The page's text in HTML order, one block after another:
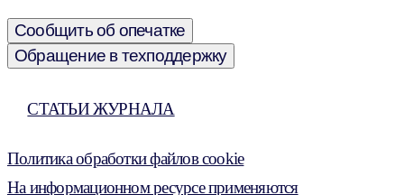
Сообщить об опечатке
Обращение в техподдержку
СТАТЬИ ЖУРНАЛА
Политика обработки файлов cookie
На информационном ресурсе применяются